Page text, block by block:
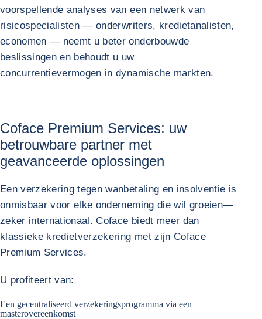
voorspellende analyses van een netwerk van
risicospecialisten — onderwriters, kredietanalisten,
economen — neemt u beter onderbouwde
beslissingen en behoudt u uw
concurrentievermogen in dynamische markten.
Coface Premium Services: uw
betrouwbare partner met
geavanceerde oplossingen
Een verzekering tegen wanbetaling en insolventie is
onmisbaar voor elke onderneming die wil groeien—
zeker internationaal. Coface biedt meer dan
klassieke kredietverzekering met zijn Coface
Premium Services.
U profiteert van:
Een gecentraliseerd verzekeringsprogramma via een
masterovereenkomst